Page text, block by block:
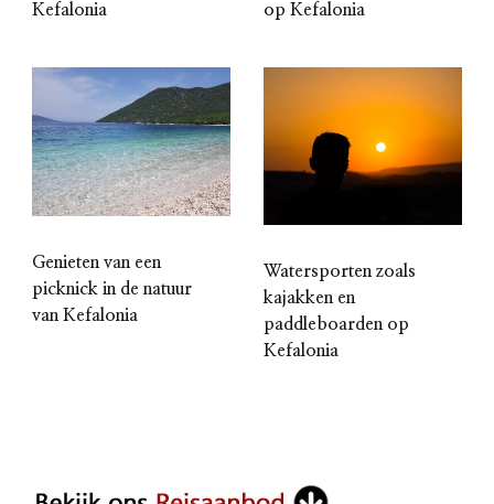
Kefalonia
op Kefalonia
Genieten van een
picknick in de natuur
van Kefalonia
Watersporten zoals
kajakken en
paddleboarden op
Kefalonia